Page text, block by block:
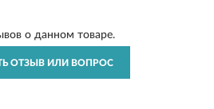
о данном товаре.
ОТЗЫВ ИЛИ ВОПРОС